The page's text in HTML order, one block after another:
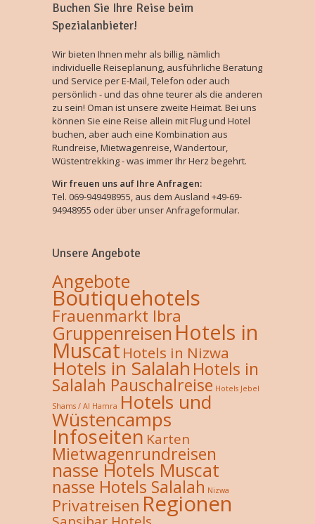
Buchen Sie Ihre Reise beim
Spezialanbieter!
Wir bieten Ihnen mehr als billig, nämlich
individuelle Reiseplanung, ausführliche Beratung
und Service per E-Mail, Telefon oder auch
persönlich - und das ohne teurer als die anderen
zu sein! Oman ist unsere zweite Heimat. Bei uns
können Sie eine Reise allein mit Flug und Hotel
buchen, aber auch eine Kombination aus
Rundreise, Mietwagenreise, Wandertour,
Wüstentrekking - was immer Ihr Herz begehrt.
Wir freuen uns auf Ihre Anfragen:
Tel. 069-949498955, aus dem Ausland +49-69-
94948955 oder über unser Anfrageformular.
Unsere Angebote
Angebote
Boutiquehotels
Frauenmarkt Ibra
Gruppenreisen Hotels in
Muscat Hotels in Nizwa
Hotels in Salalah Hotels in
Salalah Pauschalreise Hotels Jebel
Shams / Al Hamra Hotels und
Wüstencamps
Infoseiten Karten
Mietwagenrundreisen
nasse Hotels Muscat
nasse Hotels Salalah Nizwa
Privatreisen Regionen